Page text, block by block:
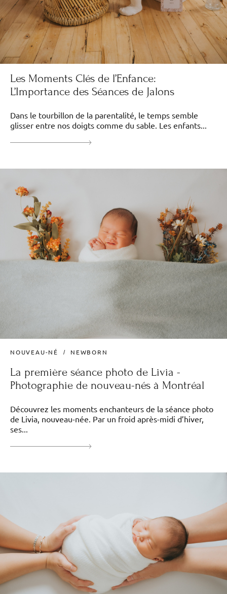
Les Moments Clés de l’Enfance:
L’Importance des Séances de Jalons
Dans le tourbillon de la parentalité, le temps semble
glisser entre nos doigts comme du sable. Les enfants...
NOUVEAU-NÉ NEWBORN
La première séance photo de Livia -
Photographie de nouveau-nés à Montréal
Découvrez les moments enchanteurs de la séance photo
de Livia, nouveau-née. Par un froid après-midi d’hiver,
ses...